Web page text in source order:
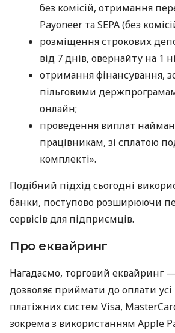
без комісій, отримання
Payoneer та SEPA (без
розміщення строкових
від 7 днів, овернайту на 1
отримання фінансування,
пільговими
онлайн;
проведення виплат
працівникам, зі сплатою
комплекті».
Подібний підхід сьогодні
банки, поступово розширюючи
сервісів для підприємців.
Про еквайринг
Нагадаємо, торговий еквайринг
дозволяє приймати до оплати
платіжних систем Visa,
зокрема з використанням Apple